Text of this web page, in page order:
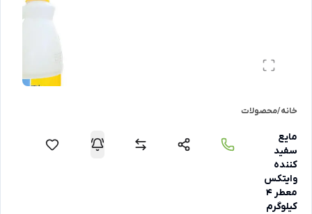
خانه/محصولات
مایع
سفید
کننده
وایتکس
معطر 4
کیلوگرم